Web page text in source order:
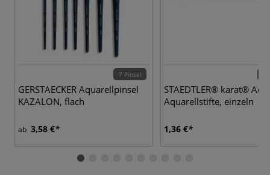
7 Pinsel
GERSTAECKER Aquarellpinsel
KAZALON, flach
ab 3,58 €
STAEDTLER® karat®
Aquarellstifte, einzeln
1,36 €